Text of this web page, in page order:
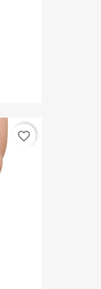
favorite_border